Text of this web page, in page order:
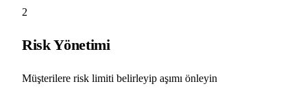
2
Risk Yönetimi
Müşterilere risk limiti belirleyip aşımı önleyin